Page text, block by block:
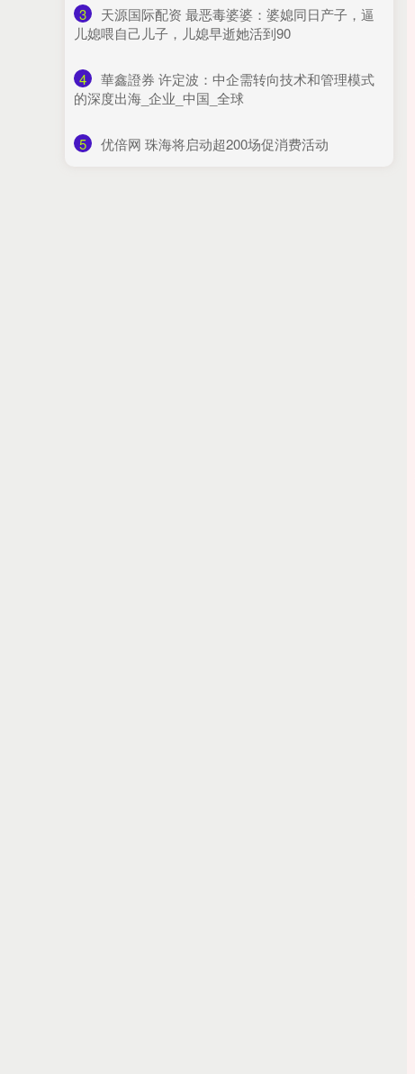
3
​天源国际配资 最恶毒婆婆：婆媳同日产子，逼
儿媳喂自己儿子，儿媳早逝她活到90
4
​華鑫證券 许定波：中企需转向技术和管理模式
的深度出海_企业_中国_全球
5 ​优倍网 珠海将启动超200场促消费活动